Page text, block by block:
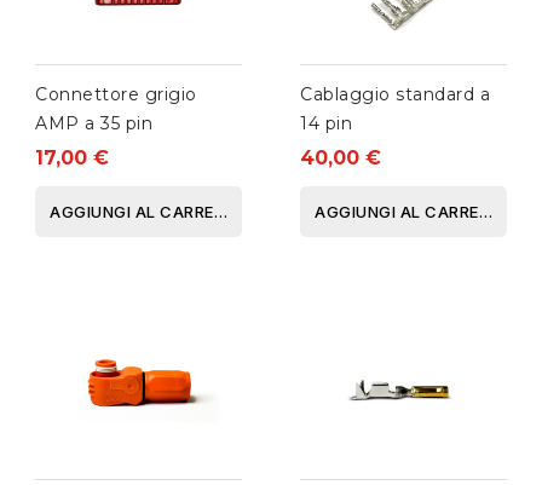
Connettore grigio
AMP a 35 pin
17,00 €
AGGIUNGI AL CARRELLO
Cablaggio standard a
14 pin
40,00 €
AGGIUNGI AL CARRELLO